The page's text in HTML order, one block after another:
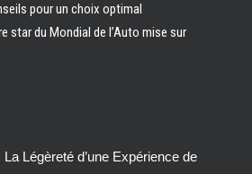
pour un choix optimal
star du Mondial de l’Auto mise sur
Légèreté d’une Expérience de